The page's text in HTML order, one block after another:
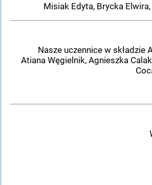
Misiak Edyta, Brycka
Nasze uczennice w składzie
Atiana Węgielnik, Agnieszka